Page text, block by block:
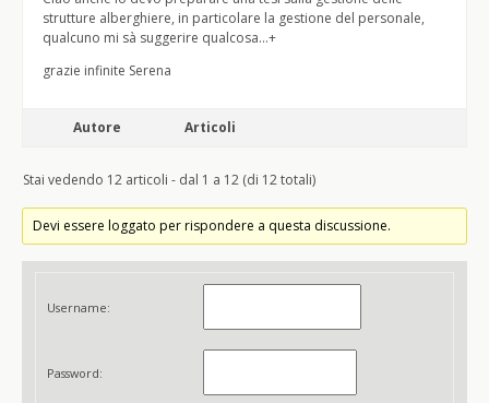
strutture alberghiere, in particolare la gestione del personale,
qualcuno mi sà suggerire qualcosa…+
grazie infinite Serena
Autore Articoli
Stai vedendo 12 articoli - dal 1 a 12 (di 12 totali)
Devi essere loggato per rispondere a questa discussione.
Username:
Password: